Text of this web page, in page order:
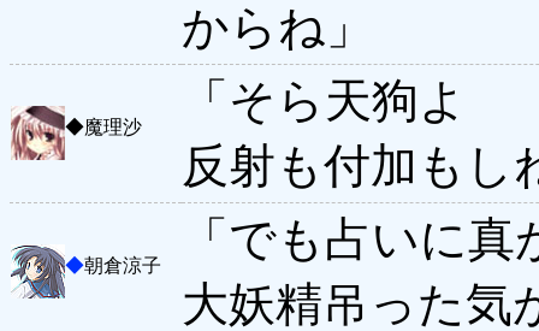
からね」
◆魔理沙
「そら天狗よ
反射も付加も
◆朝倉涼子
「でも占いに
大妖精吊った気